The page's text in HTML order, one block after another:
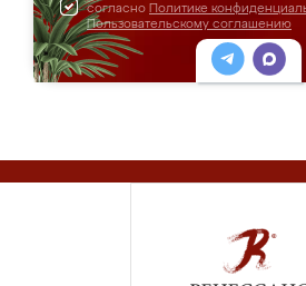
согласно Политике
Пользовательскому соглашению